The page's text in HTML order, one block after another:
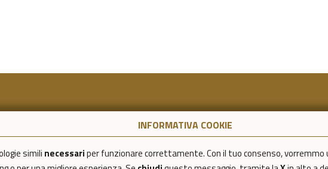
INFORMATIVA COOKIE
simili necessariper funzionare correttamente. Con il tuo consenso, vorremmo